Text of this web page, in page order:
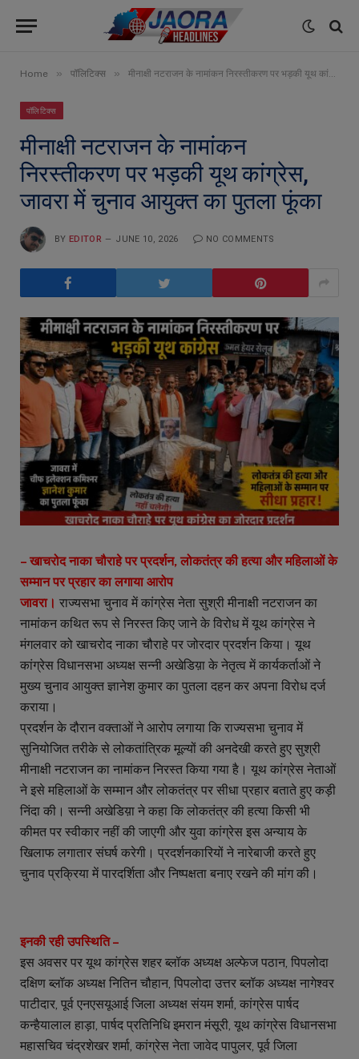
Home » पॉलिटिक्स » मीनाक्षी नटराजन के नामांकन निरस्तीकरण पर भड़की यूथ कांग्रेस, जावरा में चुनाव आयुक्त का पुतला फूंका
पॉलिटिक्स
मीनाक्षी नटराजन के नामांकन
निरस्तीकरण पर भड़की यूथ कांग्रेस,
जावरा में चुनाव आयुक्त का पुतला फूंका
BY EDITOR JUNE 10, 2026 NO COMMENTS
– खाचरोद नाका चौराहे पर प्रदर्शन, लोकतंत्र की हत्या और महिलाओं के
सम्मान पर प्रहार का लगाया आरोप
जावरा। राज्यसभा चुनाव में कांग्रेस नेता सुश्री मीनाक्षी नटराजन का
नामांकन कथित रूप से निरस्त किए जाने के विरोध में यूथ कांग्रेस ने
मंगलवार को खाचरोद नाका चौराहे पर जोरदार प्रदर्शन किया। यूथ
कांग्रेस विधानसभा अध्यक्ष सन्नी अखेडिय़ा के नेतृत्व में कार्यकर्ताओं ने
मुख्य चुनाव आयुक्त ज्ञानेश कुमार का पुतला दहन कर अपना विरोध दर्ज
कराया।
प्रदर्शन के दौरान वक्ताओं ने आरोप लगाया कि राज्यसभा चुनाव में
सुनियोजित तरीके से लोकतांत्रिक मूल्यों की अनदेखी करते हुए सुश्री
मीनाक्षी नटराजन का नामांकन निरस्त किया गया है। यूथ कांग्रेस नेताओं
ने इसे महिलाओं के सम्मान और लोकतंत्र पर सीधा प्रहार बताते हुए कड़ी
निंदा की। सन्नी अखेडिय़ा ने कहा कि लोकतंत्र की हत्या किसी भी
कीमत पर स्वीकार नहीं की जाएगी और युवा कांग्रेस इस अन्याय के
खिलाफ लगातार संघर्ष करेगी। प्रदर्शनकारियों ने नारेबाजी करते हुए
चुनाव प्रक्रिया में पारदर्शिता और निष्पक्षता बनाए रखने की मांग की।
इनकी रही उपस्थिति –
इस अवसर पर यूथ कांग्रेस शहर ब्लॉक अध्यक्ष अल्फेज पठान, पिपलोदा
दक्षिण ब्लॉक अध्यक्ष नितिन चौहान, पिपलोदा उत्तर ब्लॉक अध्यक्ष नागेश्वर
पाटीदार, पूर्व एनएसयूआई जिला अध्यक्ष संयम शर्मा, कांग्रेस पार्षद
कन्हैयालाल हाड़ा, पार्षद प्रतिनिधि इमरान मंसूरी, यूथ कांग्रेस विधानसभा
महासचिव चंद्रशेखर शर्मा, कांग्रेस नेता जावेद पापुलर, पूर्व जिला